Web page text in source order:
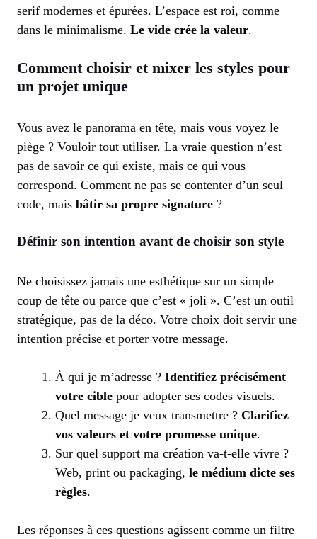
serif modernes et épurées. L’espace est roi, comme
dans le minimalisme. Le vide crée la valeur.
Comment choisir et mixer les styles pour
un projet unique
Vous avez le panorama en tête, mais vous voyez le
piège ? Vouloir tout utiliser. La vraie question n’est
pas de savoir ce qui existe, mais ce qui vous
correspond. Comment ne pas se contenter d’un seul
code, mais bâtir sa propre signature ?
Définir son intention avant de choisir son style
Ne choisissez jamais une esthétique sur un simple
coup de tête ou parce que c’est « joli ». C’est un outil
stratégique, pas de la déco. Votre choix doit servir une
intention précise et porter votre message.
À qui je m’adresse ? Identifiez précisément
votre cible pour adopter ses codes visuels.
Quel message je veux transmettre ? Clarifiez
vos valeurs et votre promesse unique.
Sur quel support ma création va-t-elle vivre ?
Web, print ou packaging, le médium dicte ses
règles.
Les réponses à ces questions agissent comme un filtre